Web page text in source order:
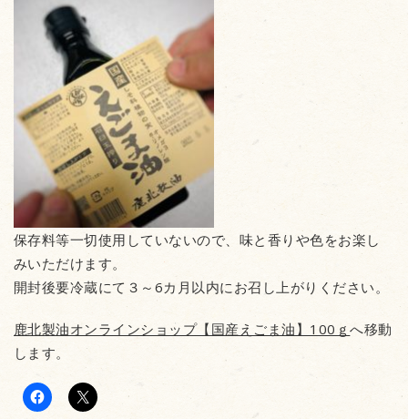
保存料等一切使用していないので、味と香りや色をお楽し
みいただけます。
開封後要冷蔵にて３～6カ月以内にお召し上がりください。
鹿北製油オンラインショップ【国産えごま油】100ｇへ移動
します。